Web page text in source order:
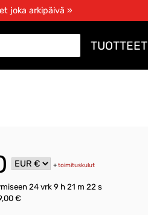
joka arkipäivä »
TUOTTEET
+toimituskulut
24 vrk 9 h 21 m 21 s
€